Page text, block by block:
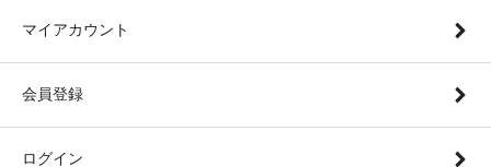
マイアカウント
会員登録
ログイン